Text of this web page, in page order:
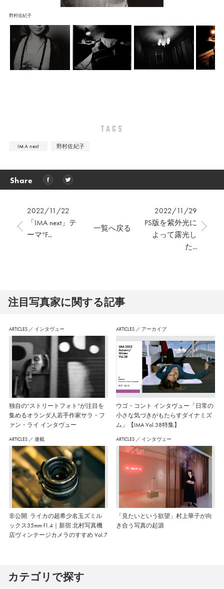
野村佐紀子
TAGS
IMA next 野村佐紀子
Share
2022/11/22
「IMA next」テ
ーマ“F...
2022/11/29
PS版を紫外光に
よって露光し
た...
一覧へ戻る
注⽬写真家に関する記事
ARTICLES ／ インタヴュー
独自の“ストリートフォト”が注目を
集めるオランダ人若手作家サラ・フ
ァン・ライ インタヴュー
ARTICLES ／ アーカイブ
ウゴ・コント インタヴュー「日常の
小さな気づきがもたらすダイナミズ
ム」【IMA Vol.38特集】
ARTICLES ／ 連載
非公開: ライカの超希少名玉ズミル
ックス35mm f1.4｜新宿 北村写真機
店ヴィンテージカメラのすすめ Vol.7
ARTICLES ／ インタヴュー
「見たいという欲望」村上華子が向
き合う写真の起源
カテゴリで探す